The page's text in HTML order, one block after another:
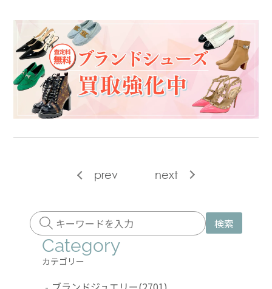
prev next
検索
Category
カテゴリー